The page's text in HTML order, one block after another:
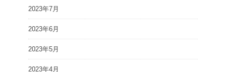
2023年7月
2023年6月
2023年5月
2023年4月